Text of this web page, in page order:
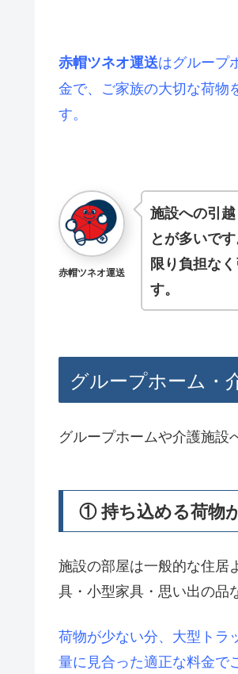
赤帽ツネオ運送はグループ
金で、ご家族の大切な荷物
す。
赤帽ツネオ運送
施設への引
とが多いで
限り負担な
す。
グループホーム・
グループホームや介護施設
① 持ち込める荷物
施設の部屋は一般的な住居
具・小型家具・思い出の品
荷物が少ない分、大型トラ
量に見合った適正な料金で